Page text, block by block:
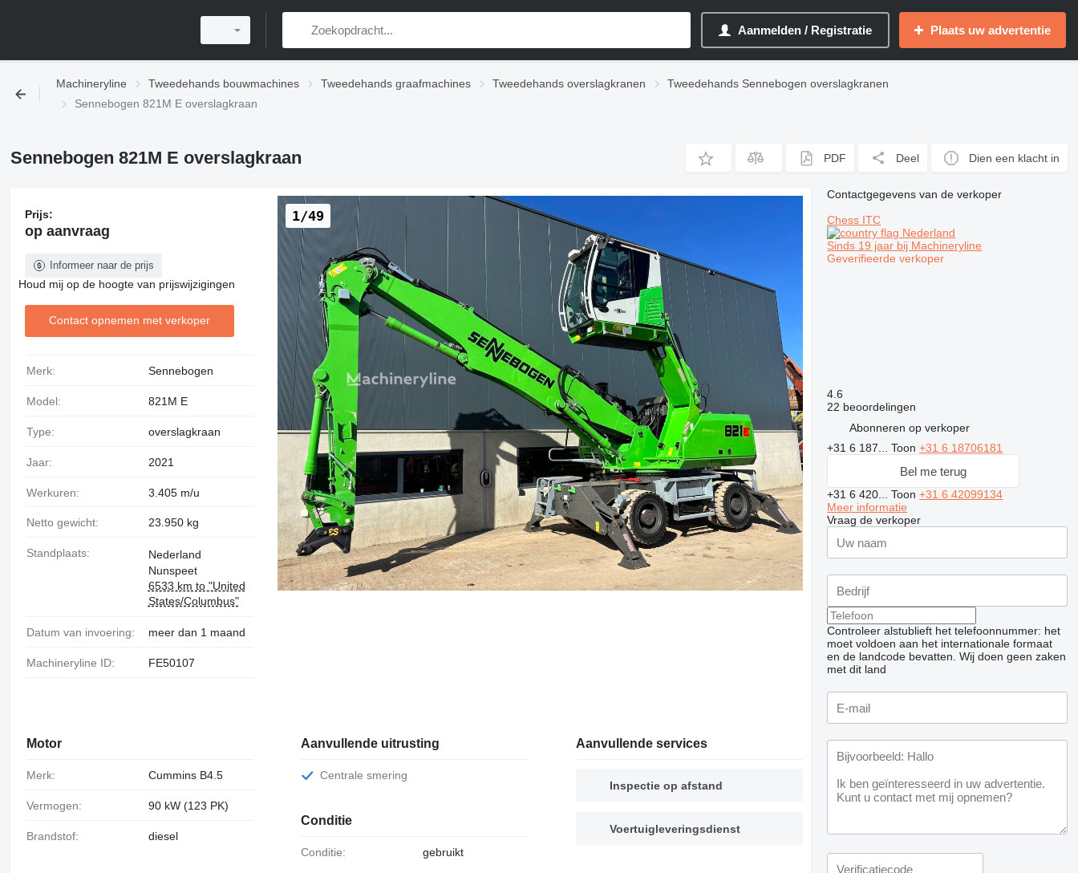
Aanmelden / Registratie Plaats uw advertentie
Machineryline Tweedehands bouwmachines Tweedehands graafmachines Tweedehands overslagkranen
Tweedehands Sennebogen overslagkranen
Sennebogen 821M E overslagkraan
Sennebogen 821M E overslagkraan PDF Deel Dien een klacht in
1/49
Prijs:
op aanvraag
Informeer naar de prijs
Houd mij op de hoogte van prijswijzigingen
Contact opnemen met verkoper
Merk: Sennebogen
Model: 821M E
Type: overslagkraan
Jaar: 2021
Werkuren: 3.405 m/u
Netto gewicht: 23.950 kg
Standplaats:
Nederland
Nunspeet
6533 km to "United
States/Columbus"
Datum van invoering: meer dan 1 maand
Machineryline ID: FE50107
Motor
Merk: Cummins B4.5
Vermogen: 90 kW (123 PK)
Brandstof: diesel
Aanvullende uitrusting
Centrale smering
Conditie
Conditie: gebruikt
Aanvullende services
Inspectie op afstand
Voertuigleveringsdienst
Contactgegevens van de verkoper
Chess ITC
Nederland
Sinds 19 jaar bij Machineryline
Geverifieerde verkoper
4.6
22 beoordelingen
Abonneren op verkoper
+31 6 187...Toon+31 6 18706181
Bel me terug
+31 6 420...Toon+31 6 42099134
Meer informatie
Vraag de verkoper
Controleer alstublieft het telefoonnummer: het
moet voldoen aan het internationale formaat
en de landcode bevatten. Wij doen geen zaken
met dit land